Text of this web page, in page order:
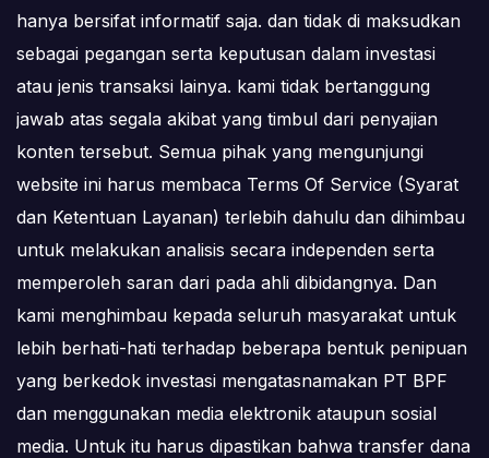
hanya bersifat informatif saja. dan tidak di maksudkan
sebagai pegangan serta keputusan dalam investasi
atau jenis transaksi lainya. kami tidak bertanggung
jawab atas segala akibat yang timbul dari penyajian
konten tersebut. Semua pihak yang mengunjungi
website ini harus membaca Terms Of Service (Syarat
dan Ketentuan Layanan) terlebih dahulu dan dihimbau
untuk melakukan analisis secara independen serta
memperoleh saran dari pada ahli dibidangnya. Dan
kami menghimbau kepada seluruh masyarakat untuk
lebih berhati-hati terhadap beberapa bentuk penipuan
yang berkedok investasi mengatasnamakan PT BPF
dan menggunakan media elektronik ataupun sosial
media. Untuk itu harus dipastikan bahwa transfer dana